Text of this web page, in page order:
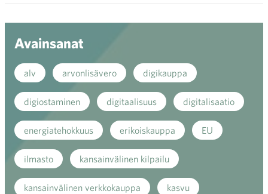
Avainsanat
alv arvonlisävero digikauppa
digiostaminen digitaalisuus digitalisaatio
energiatehokkuus erikoiskauppa EU
ilmasto kansainvälinen kilpailu
kansainvälinen verkkokauppa kasvu